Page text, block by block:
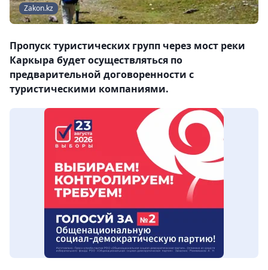
Zakon.kz
Пропуск туристических групп через мост реки
Каркыра будет осуществляться по
предварительной договоренности с
туристическими компаниями.